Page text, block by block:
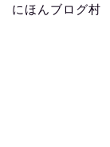
にほんブログ村